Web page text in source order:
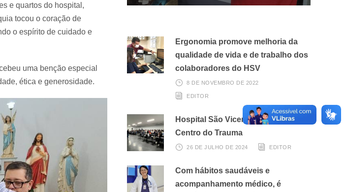
e quartos do hospital,
tocou o coração de
o espírito de cuidado e
uma benção especial
ética e generosidade.
Ergonomia promove melhoria da
qualidade de vida e de trabalho dos
colaboradores do HSV
8 DE NOVEMBRO DE 2022
EDITOR
Hospital São Vicente dá início ao
Centro do Trauma
26 DE JULHO DE 2024 EDITOR
Com hábitos saudáveis e
acompanhamento médico, é